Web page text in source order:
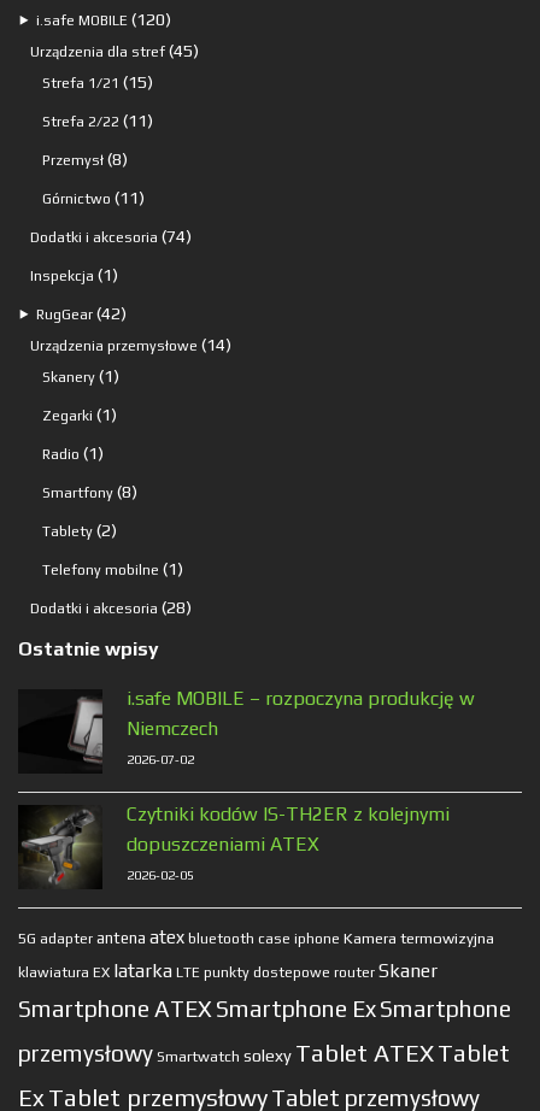
produkt
⯈ i.safe MOBILE 120120
produktów
Urządzenia dla stref 4545
Strefa 1/21 1515
produktów
Strefa 2/22 1111
Przemysł 88
produktów
Górnictwo 1111
produktów
Dodatki i akcesoria 7474
Inspekcja 11
produkt
⯈ RugGear 4242
produkty
Urządzenia przemysłowe 1414
Skanery 11
produkt
Zegarki 11
Radio 11
produkt
Smartfony 88
Tablety 22
produkty
Telefony mobilne 11
produkt
Dodatki i akcesoria 2828
Ostatnie wpisy
i.safe MOBILE – rozpoczyna produkcję w
Niemczech
2026-07-02
Czytniki kodów IS-TH2ER z kolejnymi
dopuszczeniami ATEX
2026-02-05
5G adapter antena atex bluetooth case iphone Kamera termowizyjna
klawiatura EX latarka LTE punkty dostepowe router Skaner
Smartphone ATEX Smartphone ExSmartphone
przemysłowy Smartwatch solexy Tablet ATEXTablet
Ex Tablet przemysłowyTablet przemysłowy